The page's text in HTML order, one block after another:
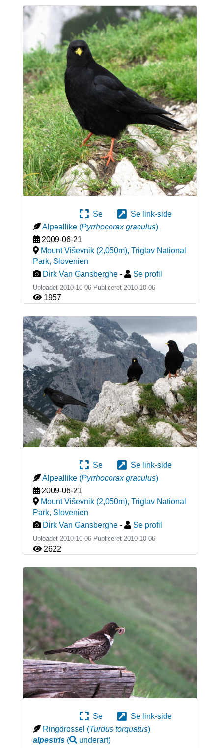
Se
Se link-side
Alpeallike (Pyrrhocorax graculus)
2009-06-21
Mount Viševnik (2,050m), Triglav National
Park, Slovenien
Dirk Van Gansberghe - Se profil
Uploadet 2010-10-06 Publiceret 2010-10-06
1957
Se
Se link-side
Alpeallike (Pyrrhocorax graculus)
2009-06-21
Mount Viševnik (2,050m), Triglav National
Park, Slovenien
Dirk Van Gansberghe - Se profil
Uploadet 2010-10-06 Publiceret 2010-10-06
2622
Se
Se link-side
Ringdrossel (Turdus torquatus)
alpestris( underart)